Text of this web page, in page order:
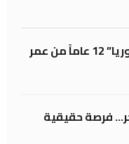
كابوس النتائج.. حين تختزل “البكالوريا” 12 عاماً من عمر
فرصة حقيقية